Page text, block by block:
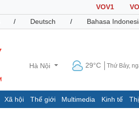
VOV1
/ Deutsch / Bahasa
Hà Nội 29°C Thứ Bảy,
Xã hội Thế giới Multimedia Kinh tế